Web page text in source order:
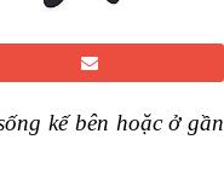
kế bên hoặc ở gần